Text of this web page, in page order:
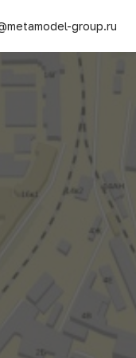
group.ru